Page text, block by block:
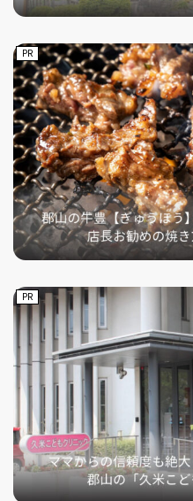
PR
PR